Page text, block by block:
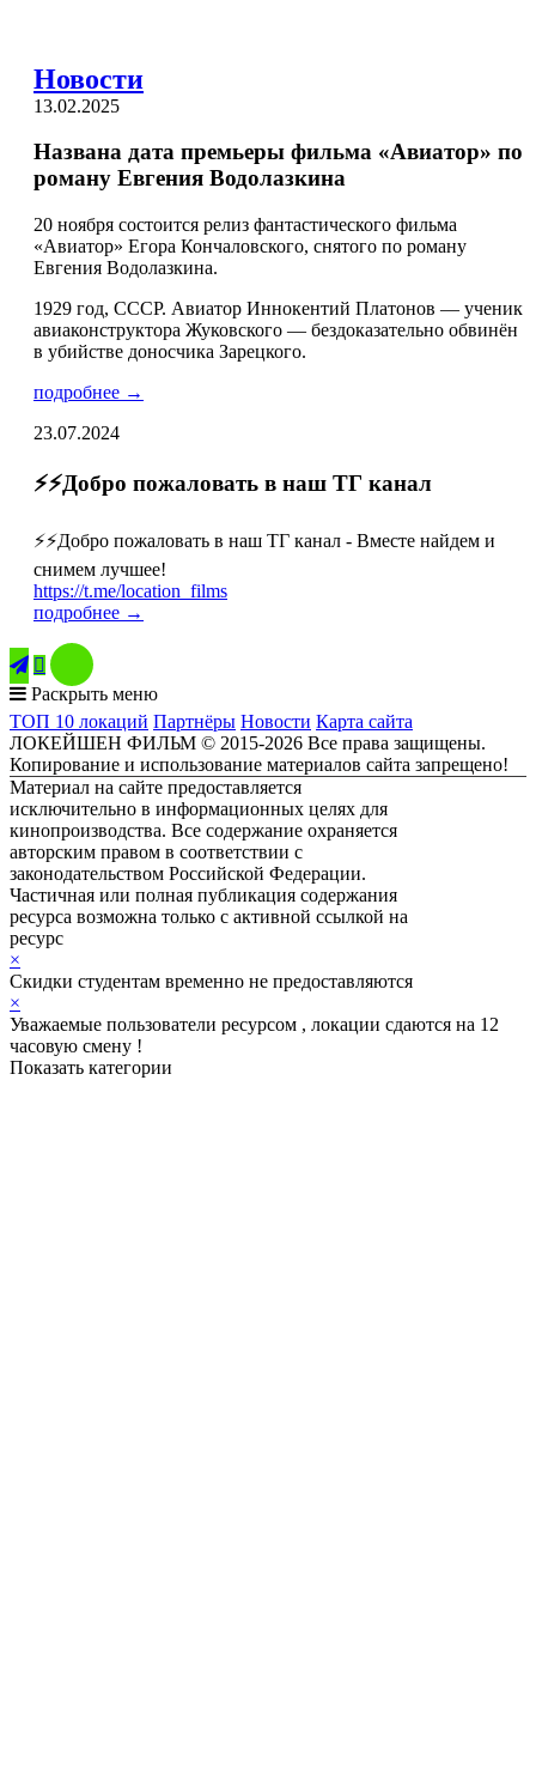
Новости
13.02.2025
Названа дата премьеры фильма «Авиатор» по
роману Евгения Водолазкина
20 ноября состоится релиз фантастического фильма
«Авиатор» Егора Кончаловского, снятого по роману
Евгения Водолазкина.
1929 год, СССР. Авиатор Иннокентий Платонов — ученик
авиаконструктора Жуковского — бездоказательно обвинён
в убийстве доносчика Зарецкого.
подробнее →
23.07.2024
⚡️⚡️Добро пожаловать в наш ТГ канал
⚡️⚡️Добро пожаловать в наш ТГ канал - Вместе найдем и
снимем лучшее!
https://t.me/location_films
подробнее →

Раскрыть меню
ТОП 10 локаций Партнёры Новости Карта сайта
ЛОКЕЙШЕН ФИЛЬМ © 2015-2026 Все права защищены.
Копирование и использование материалов сайта запрещено!
Материал на сайте предоставляется
исключительно в информационных целях для
кинопроизводства. Все содержание охраняется
авторским правом в соответствии с
законодательством Российской Федерации.
Частичная или полная публикация содержания
ресурса возможна только с активной ссылкой на
ресурс
×
Скидки студентам временно не предоставляются
×
Уважаемые пользователи ресурсом , локации сдаются на 12
часовую смену !
Показать категории